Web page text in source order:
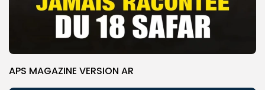
APS MAGAZINE VERSION AR